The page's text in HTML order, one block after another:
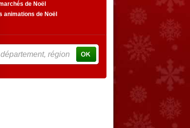
de Noël
animations de Noël